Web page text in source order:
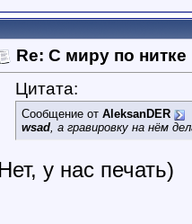
Re: С миру по
Цитата:
Сообщение от AleksanDER
wsad, а гравировку на нём
Нет, у нас печать)